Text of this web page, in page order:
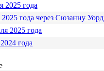
2025 года
года через Сюзанну Уорд
2025 года
года